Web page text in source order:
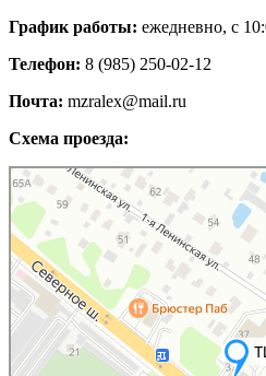
График работы: ежедневно, с
Телефон: 8 (985) 250-02-12
Почта: mzralex@mail.ru
Схема проезда:
Яндекс Карты
Яндекс Карты — транспорт, навигация, поиск